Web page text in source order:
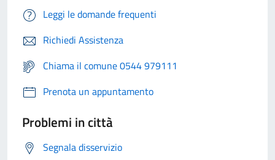
Leggi le domande frequenti
Richiedi Assistenza
Chiama il comune 0544 979111
Prenota un appuntamento
Problemi in città
Segnala disservizio